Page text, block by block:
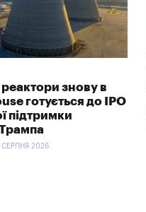
реактори знову в
готується до IPO
підтримки
Трампа
СЕРПНЯ 2026